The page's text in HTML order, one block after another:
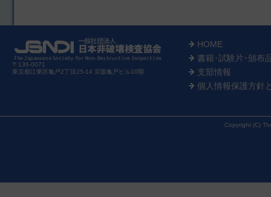
〒136-0071
東京都江東区亀戸2丁目25-14 京阪亀戸ビル10階
HOME
書籍･試験片･頒布
支部情報
個人情報保護方針
Copyright (C)